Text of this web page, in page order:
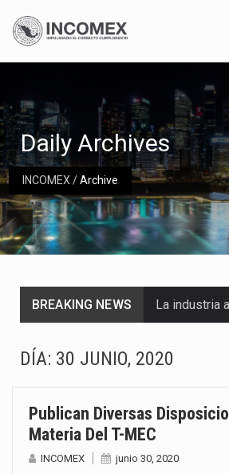
INCOMEX/Archive
Daily Archives
BREAKING NEWS
DÍA: 30 JUNIO, 2020
Publican Diversas
Materia Del T-MEC
INCOMEX junio 30, 2020